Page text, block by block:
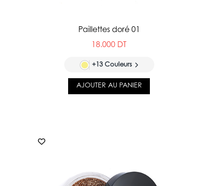
Paillettes doré 01
18.000 DT
+13 Couleurs
AJOUTER AU PANIER